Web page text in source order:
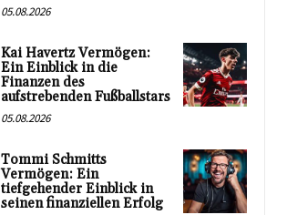
05.08.2026
Kai Havertz Vermögen:
Ein Einblick in die
Finanzen des
aufstrebenden Fußballstars
05.08.2026
Tommi Schmitts
Vermögen: Ein
tiefgehender Einblick in
seinen finanziellen Erfolg